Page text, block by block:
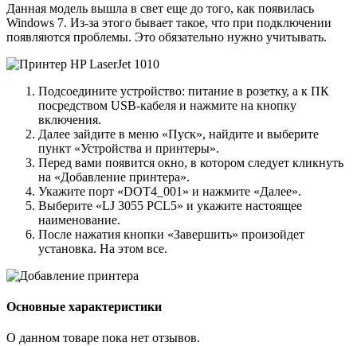
Данная модель вышла в свет еще до того, как появилась
Windows 7. Из-за этого бывает такое, что при подключении
появляются проблемы. Это обязательно нужно учитывать.
Подсоедините устройство: питание в розетку, а к ПК
посредством USB-кабеля и нажмите на кнопку
включения.
Далее зайдите в меню «Пуск», найдите и выберите
пункт «Устройства и принтеры».
Перед вами появится окно, в котором следует кликнуть
на «Добавление принтера».
Укажите порт «DOT4_001» и нажмите «Далее».
Выберите «LJ 3055 PCL5» и укажите настоящее
наименование.
После нажатия кнопки «Завершить» произойдет
установка. На этом все.
Основные характеристики
О данном товаре пока нет отзывов.